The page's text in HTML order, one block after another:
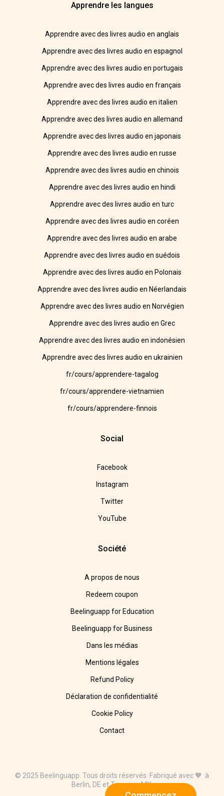
Apprendre les langues
Apprendre avec des livres audio en anglais
Apprendre avec des livres audio en espagnol
Apprendre avec des livres audio en portugais
Apprendre avec des livres audio en français
Apprendre avec des livres audio en italien
Apprendre avec des livres audio en allemand
Apprendre avec des livres audio en japonais
Apprendre avec des livres audio en russe
Apprendre avec des livres audio en chinois
Apprendre avec des livres audio en hindi
Apprendre avec des livres audio en turc
Apprendre avec des livres audio en coréen
Apprendre avec des livres audio en arabe
Apprendre avec des livres audio en suédois
Apprendre avec des livres audio en Polonais
Apprendre avec des livres audio en Néerlandais
Apprendre avec des livres audio en Norvégien
Apprendre avec des livres audio en Grec
Apprendre avec des livres audio en indonésien
Apprendre avec des livres audio en ukrainien
fr/cours/apprendere-tagalog
fr/cours/apprendere-vietnamien
fr/cours/apprendere-finnois
Social
Facebook
Instagram
Twitter
YouTube
Société
A propos de nous
Redeem coupon
Beelinguapp for Education
Beelinguapp for Business
Dans les médias
Mentions légales
Refund Policy
Déclaration de confidentialité
Cookie Policy
Contact
© 2025 Beelinguapp. Tous droits réservés. Fabriqué avec 🧡 à
Berlin, DE et Tampico, MX.